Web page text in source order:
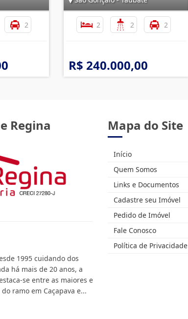
2 2 2 2
R$ 240.000,00
Regina
1995 cuidando dos
há mais de 20 anos, a
se entre as maiores e
ramo em Caçapava e...
Mapa do Site
Início
Quem Somos
Links e Documentos
Cadastre seu Imóvel
Pedido de Imóvel
Fale Conosco
Política de Privacidade